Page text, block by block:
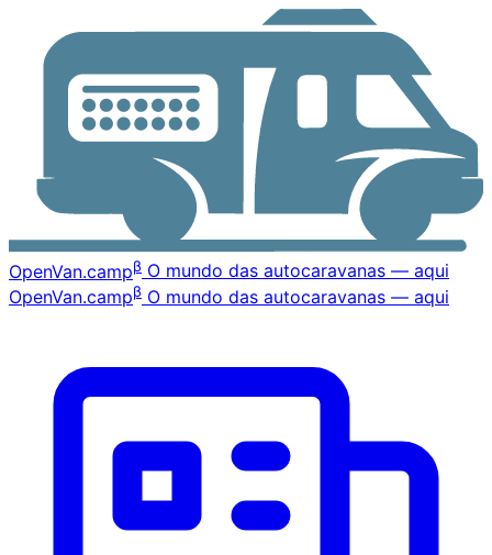
OpenVan.campβ O mundo das autocaravanas — aqui
OpenVan.campβ O mundo das autocaravanas — aqui